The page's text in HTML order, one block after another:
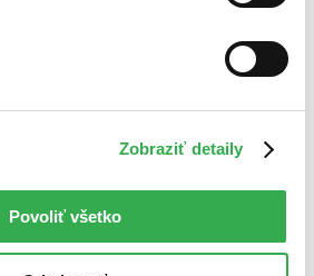
Zobraziť detaily
Povoliť všetko
- výborný stav
výraz.